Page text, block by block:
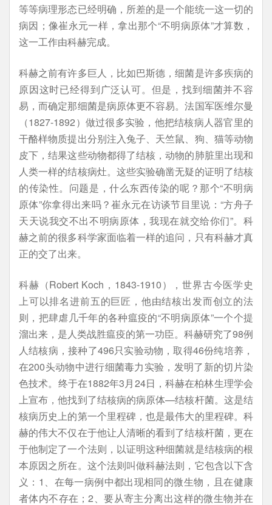
等等病理形态已经明确，所差的是一个能统一这一切的
病因；像崔永元一样，拿出那个“不明病原体”才算数，
这一工作由科赫完成。
科赫之前有许多巨人，比如巴斯德，细菌是许多疾病的
原因这时已经得到广泛认可。但是，找到细菌并不容
易，而确定那细菌是病原体更不容易。法国军医维尔曼
（1827-1892）做过很多实验，他把结核病人器官里的
干酪样物质提出分别注入兔子、天竺鼠、狗、猫等动物
皮下，结果这些动物都得了结核，动物的肺脏里出现和
人类一样的结核病灶。这些实验确凿无疑的证明了结核
的传染性。问题是，什么东西传染的呢？那个“不明病
原体”你拿得出来吗？崔永元在访谈节目里说：“方舟子
天天说我交不出不明病原体，我现在就交给你们”。科
赫之前的很多科学家面临着一样的追问，只有科赫才真
正的交了出来。
科赫（Robert Koch，1843-1910），世界古今医学史
上可以排名进前五的巨匠，他由结核出发而创立的法
则，把肆虐几千年的各种瘟疫的“不明病原体”一个个提
溜出来，是人类战胜瘟疫的第一功臣。科赫研究了98例
人结核病，接种了496只实验动物，取得46份纯培养，
在200头动物中进行细菌毒力实验，发明了新的切片染
色技术。终于在1882年3月24日，科赫在柏林生理学会
上宣布，他找到了结核病的病原体—结核杆菌。这是结
核病历史上的第一个里程碑，也是最伟大的里程碑。科
赫的伟大不仅在于他让人清晰的看到了结核杆菌，更在
于他制定了一个法则，以证明这种细菌就是结核病的根
本原因之所在。这个法则叫做科赫法则，它包含以下含
义：1、在每一病例中都出现相同的微生物，且在健康
者体内不存在；2、要从寄主分离出这样的微生物并在